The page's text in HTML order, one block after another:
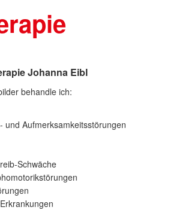
Johanna Eibl
behandle ich:
und Aufmerksamkeitsstörungen
Schwäche